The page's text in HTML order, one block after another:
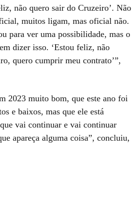
não quero sair do Cruzeiro’. Não
muitos ligam, mas oficial não.
para ver uma possibilidade, mas o
dizer isso. ‘Estou feliz, não
quero cumprir meu contrato’”,
2023 muito bom, que este ano foi
e baixos, mas que ele está
vai continuar e vai continuar
apareça alguma coisa”, concluiu,